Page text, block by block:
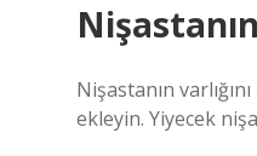
Nişastanın
ekleyin. Yiyecek